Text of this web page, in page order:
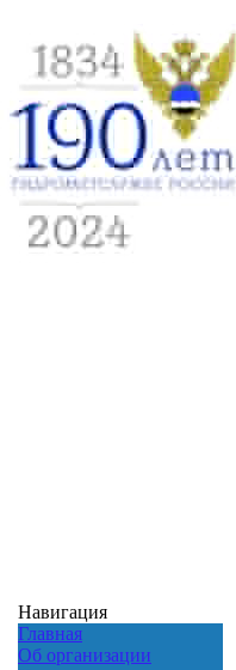
Навигация
Главная
Об организации